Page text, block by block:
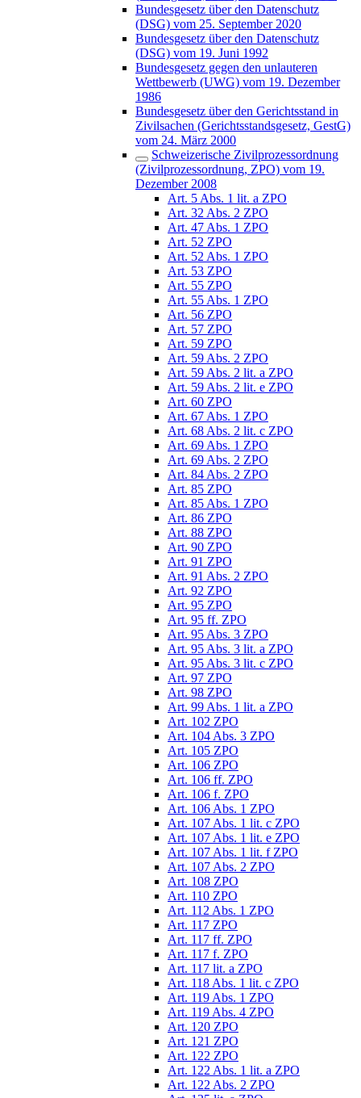
Bundesgesetz über den Datenschutz
(DSG) vom 25. September 2020
Bundesgesetz über den Datenschutz
(DSG) vom 19. Juni 1992
Bundesgesetz gegen den unlauteren
Wettbewerb (UWG) vom 19. Dezember
1986
Bundesgesetz über den Gerichtsstand in
Zivilsachen (Gerichtsstandsgesetz, GestG)
vom 24. März 2000
Schweizerische Zivilprozessordnung
(Zivilprozessordnung, ZPO) vom 19.
Dezember 2008
Art. 5 Abs. 1 lit. a ZPO
Art. 32 Abs. 2 ZPO
Art. 47 Abs. 1 ZPO
Art. 52 ZPO
Art. 52 Abs. 1 ZPO
Art. 53 ZPO
Art. 55 ZPO
Art. 55 Abs. 1 ZPO
Art. 56 ZPO
Art. 57 ZPO
Art. 59 ZPO
Art. 59 Abs. 2 ZPO
Art. 59 Abs. 2 lit. a ZPO
Art. 59 Abs. 2 lit. e ZPO
Art. 60 ZPO
Art. 67 Abs. 1 ZPO
Art. 68 Abs. 2 lit. c ZPO
Art. 69 Abs. 1 ZPO
Art. 69 Abs. 2 ZPO
Art. 84 Abs. 2 ZPO
Art. 85 ZPO
Art. 85 Abs. 1 ZPO
Art. 86 ZPO
Art. 88 ZPO
Art. 90 ZPO
Art. 91 ZPO
Art. 91 Abs. 2 ZPO
Art. 92 ZPO
Art. 95 ZPO
Art. 95 ff. ZPO
Art. 95 Abs. 3 ZPO
Art. 95 Abs. 3 lit. a ZPO
Art. 95 Abs. 3 lit. c ZPO
Art. 97 ZPO
Art. 98 ZPO
Art. 99 Abs. 1 lit. a ZPO
Art. 102 ZPO
Art. 104 Abs. 3 ZPO
Art. 105 ZPO
Art. 106 ZPO
Art. 106 ff. ZPO
Art. 106 f. ZPO
Art. 106 Abs. 1 ZPO
Art. 107 Abs. 1 lit. c ZPO
Art. 107 Abs. 1 lit. e ZPO
Art. 107 Abs. 1 lit. f ZPO
Art. 107 Abs. 2 ZPO
Art. 108 ZPO
Art. 110 ZPO
Art. 112 Abs. 1 ZPO
Art. 117 ZPO
Art. 117 ff. ZPO
Art. 117 f. ZPO
Art. 117 lit. a ZPO
Art. 118 Abs. 1 lit. c ZPO
Art. 119 Abs. 1 ZPO
Art. 119 Abs. 4 ZPO
Art. 120 ZPO
Art. 121 ZPO
Art. 122 ZPO
Art. 122 Abs. 1 lit. a ZPO
Art. 122 Abs. 2 ZPO